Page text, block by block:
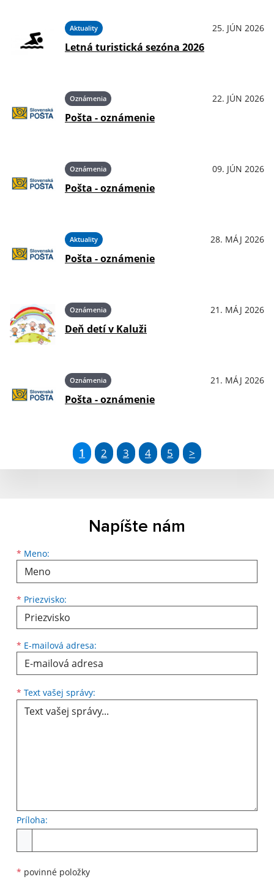
Aktuality 25. JÚN 2026
Letná turistická sezóna 2026
Oznámenia 22. JÚN 2026
Pošta - oznámenie
Oznámenia 09. JÚN 2026
Pošta - oznámenie
Aktuality 28. MÁJ 2026
Pošta - oznámenie
Oznámenia 21. MÁJ 2026
Deň detí v Kaluži
Oznámenia 21. MÁJ 2026
Pošta - oznámenie
1 2 3 4 5 >
Napíšte nám
* Meno:
Meno
* Priezvisko:
Priezvisko
* E-mailová adresa:
E-mailová adresa
* Text vašej správy:
Príloha:
* povinné položky